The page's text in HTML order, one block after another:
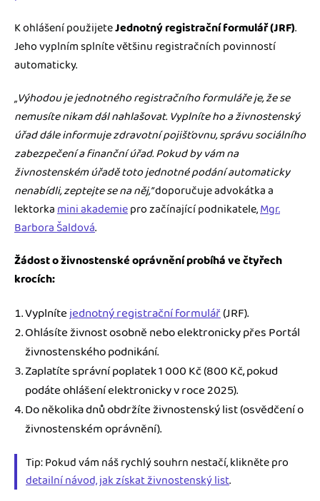
K ohlášení použijeteJednotný registrační formulář (JRF).
Jeho vyplním splníte většinu registračních povinností
automaticky.
„Výhodou je jednotného registračního formuláře je, že se
nemusíte nikam dál nahlašovat. Vyplníte ho a živnostenský
úřad dále informuje zdravotní pojišťovnu, správu sociálního
zabezpečení a finanční úřad. Pokud by vám na
živnostenském úřadě toto jednotné podání automaticky
nenabídli, zeptejte se na něj,“doporučuje advokátka a
lektorkamini akademiepro začínající podnikatele,Mgr.
Barbora Šaldová.
Žádost o živnostenské oprávnění probíhá ve čtyřech
krocích:
Vyplnítejednotný registrační formulář(JRF).
Ohlásíte živnost osobně nebo elektronicky přes Portál
živnostenského podnikání.
Zaplatíte správní poplatek 1 000 Kč (800 Kč, pokud
podáte ohlášení elektronicky v roce 2025).
Do několika dnů obdržíte živnostenský list (osvědčení o
živnostenském oprávnění).
Tip: Pokud vám náš rychlý souhrn nestačí, klikněte pro
detailní návod, jak získat živnostenský list.